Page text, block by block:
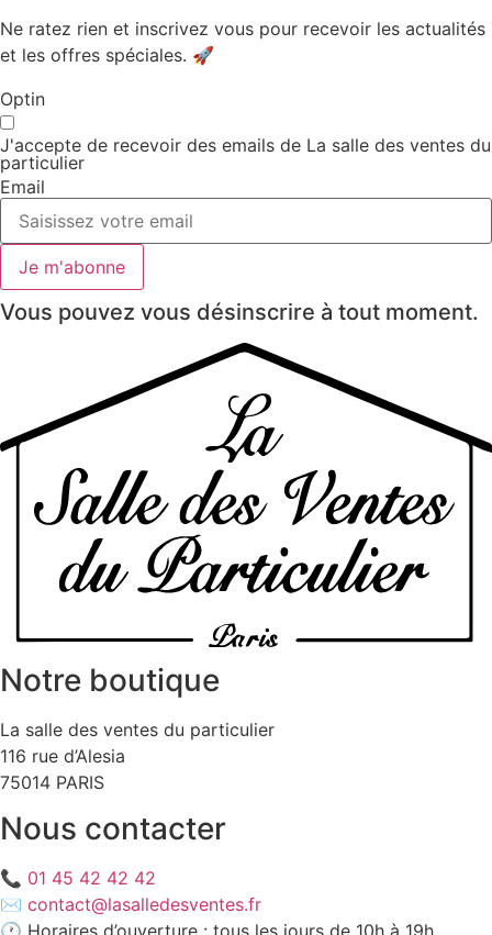
Ne ratez rien et inscrivez vous pour recevoir les actualités
et les offres spéciales. 🚀​
Optin
J'accepte de recevoir des emails de La salle des ventes du
particulier
Email
Je m'abonne
Vous pouvez vous désinscrire à tout moment.
Notre boutique
La salle des ventes du particulier
116 rue d’Alesia
75014 PARIS
Nous contacter
📞 01 45 42 42 42
✉️ contact@lasalledesventes.fr